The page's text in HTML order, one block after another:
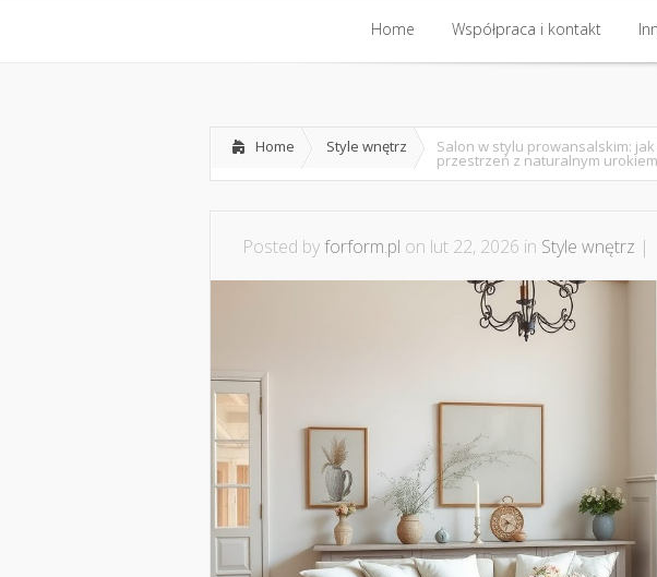
Home Współpraca i kontakt
Home Style wnętrz Salon w stylu prowansalskim:
przestrzeń z naturalnym urokiem
Posted byforform.pl on lut 22, 2026 in Style wnętrz |